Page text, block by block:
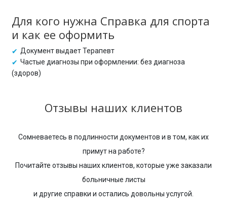
Для кого нужна Справка для спорта
и как ее оформить
Документ выдает Терапевт
Частые диагнозы при оформлении: без диагноза
(здоров)
Отзывы наших клиентов
Сомневаетесь в подлинности документов и в том, как их
примут на работе?
Почитайте отзывы наших клиентов, которые уже заказали
больничные листы
и другие справки и остались довольны услугой.